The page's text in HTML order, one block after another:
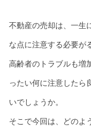
不動産の売却は、一生
な点に注意する必要が
高齢者のトラブルも増
ったい何に注意したら
いでしょうか。
そこで今回は、どのよ